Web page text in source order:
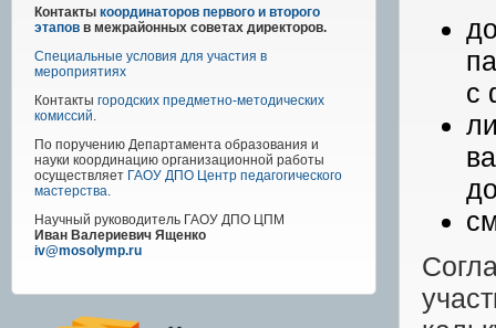
Контакты координаторов первого и второго
этапов в межрайонных советах директоров.
Специальные условия для участия в
мероприятиях
Контакты городских предметно-методических
комиссий.
По поручению Департамента образования и
науки координацию организационной работы
осуществляет ГАОУ ДПО Центр педагогического
мастерства.
Научный руководитель ГАОУ ДПО ЦПМ
Иван Валериевич Ященко
iv@mosolymp.ru
с